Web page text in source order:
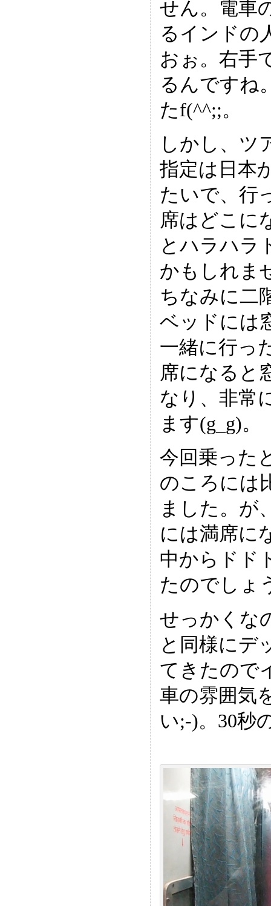
せん。電車
るインドの
おぉ。右手
るんですね
たf(^^;;。
しかし、ツ
指定は日本
たいで、行
席はどこに
とハラハラ
かもしれま
ちなみに二
ベッドには
一緒に行っ
席になると
なり、非常
ます(g_g)。
今回乗った
のころには
ました。が
には満席に
中からドド
たのでしょ
せっかくな
と同様にデ
てきたので
車の雰囲気
い;-)。30秒